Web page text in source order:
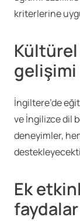
kriterlerine
gelişimi
İngiltere’de
ve İngilizce dil
deneyimler,
Ek
faydalar